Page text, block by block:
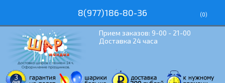
8(977)186-80-36 (0)
Прием заказов: 9-00 - 21-00
Доставка 24 часа